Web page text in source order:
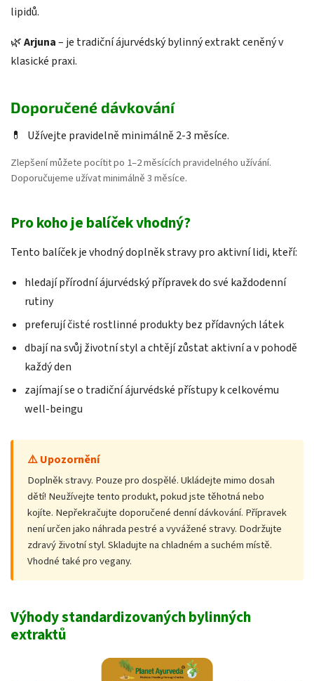
lipidů.
🌿Arjuna– je tradiční ájurvédský bylinný extrakt ceněný v
klasické praxi.
Doporučené dávkování
💊 Užívejte pravidelně minimálně 2-3 měsíce.
Zlepšení můžete pocítit po 1–2 měsících pravidelného užívání.
Doporučujeme užívat minimálně 3 měsíce.
Pro koho je balíček vhodný?
Tento balíček je vhodný doplněk stravy pro aktivní lidi, kteří:
hledají přírodní ájurvédský přípravek do své každodenní
rutiny
preferují čisté rostlinné produkty bez přídavných látek
dbají na svůj životní styl a chtějí zůstat aktivní a v pohodě
každý den
zajímají se o tradiční ájurvédské přístupy k celkovému
well-beingu
⚠️ Upozornění
Doplněk stravy. Pouze pro dospělé. Ukládejte mimo dosah
dětí! Neužívejte tento produkt, pokud jste těhotná nebo
kojíte. Nepřekračujte doporučené denní dávkování. Přípravek
není určen jako náhrada pestré a vyvážené stravy. Dodržujte
zdravý životní styl. Skladujte na chladném a suchém místě.
Vhodné také pro vegany.
Výhody standardizovaných bylinných
extraktů